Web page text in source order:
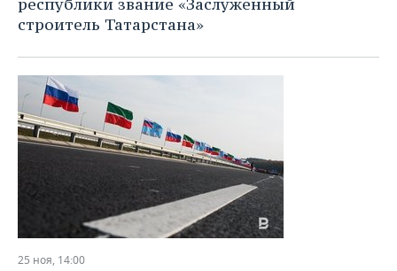
строитель Татарстана»
25 ноя, 14:00